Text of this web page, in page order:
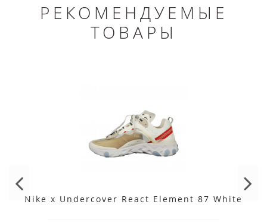
РЕКОМЕНДУЕМЫЕ
ТОВАРЫ
Nike x Undercover React Element 87 White